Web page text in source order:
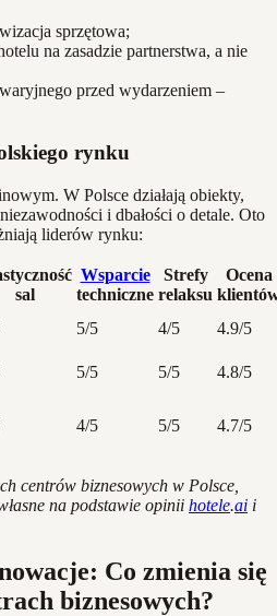
sprzętowa;
na zasadzie partnerstwa, a nie
przed wydarzeniem –
rynku
W Polsce działają obiekty,
i dbałości o detale. Oto
liderów rynku:
sal
Wsparcie
techniczne
Strefy
relaksu
Ocena
5/5 4/5
4.9/5
5/5 5/5
4.8/5
4/5 5/5 4.7/5
centrów biznesowych w Polsce,
na podstawie opinii hotele.ai i
Co zmienia się
biznesowych?